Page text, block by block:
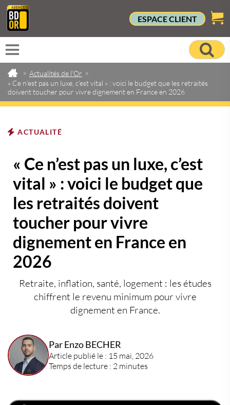
ESPACE CLIENT
> Actualités de l'Or >
« Ce n’est pas un luxe, c’est vital » : voici le budget que les retraités
doivent toucher pour vivre dignement en France en 2026
ACTUALITÉ
« Ce n’est pas un luxe, c’est
vital » : voici le budget que
les retraités doivent
toucher pour vivre
dignement en France en
2026
Retraite, inflation, santé, logement : les études
chiffrent le revenu minimum pour vivre
dignement en France.
Par Enzo BECHER
Article publié le : 15 mai, 2026
Temps de lecture : 2 minutes